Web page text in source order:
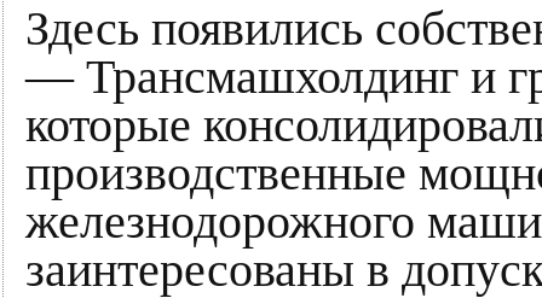
Здесь появились
— Трансмашхолдинг и
которые
производственные
железнодорожного
заинтересованы в